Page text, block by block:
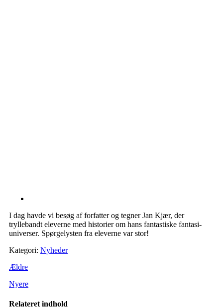
I dag havde vi besøg af forfatter og tegner Jan Kjær, der
tryllebandt eleverne med historier om hans fantastiske fantasi-
universer. Spørgelysten fra eleverne var stor!
Kategori: Nyheder
Ældre
Nyere
Relateret indhold